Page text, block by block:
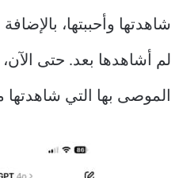
شاهدتها وأحببتها،
لم أشاهدها بعد. حتى
الموصى بها التي شاهدتها